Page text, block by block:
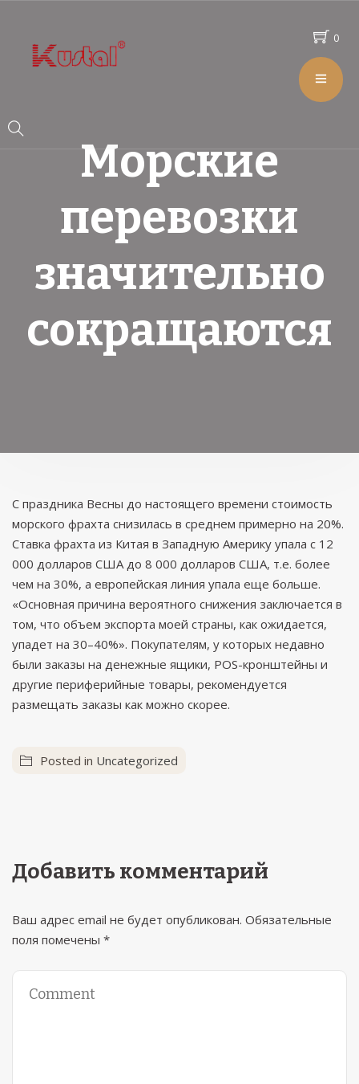
0
Морские
перевозки
значительно
сокращаются
С праздника Весны до настоящего времени стоимость
морского фрахта снизилась в среднем примерно на 20%.
Ставка фрахта из Китая в Западную Америку упала с 12
000 долларов США до 8 000 долларов США, т.е. более
чем на 30%, а европейская линия упала еще больше.
«Основная причина вероятного снижения заключается в
том, что объем экспорта моей страны, как ожидается,
упадет на 30–40%». Покупателям, у которых недавно
были заказы на денежные ящики, POS-кронштейны и
другие периферийные товары, рекомендуется
размещать заказы как можно скорее.
Posted in Uncategorized
Добавить комментарий
Ваш адрес email не будет опубликован. Обязательные
поля помечены *